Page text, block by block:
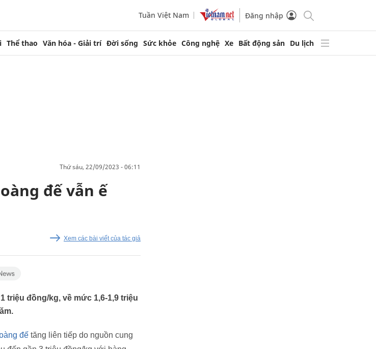
Tuần Việt Nam Đăng nhập
Thể thao Văn hóa - Giải trí Đời sống Sức khỏe Công nghệ Xe Bất động sản Du lịch
thứ sáu, 22/09/2023 - 06:11
đế vẫn ế
Xem các bài viết của tác giả
triệu đồng/kg, về mức 1,6-1,9 triệu
đế tăng liên tiếp do nguồn cung